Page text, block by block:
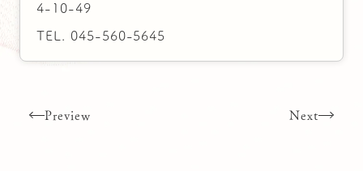
4-10-49
TEL. 045-560-5645
Preview Next